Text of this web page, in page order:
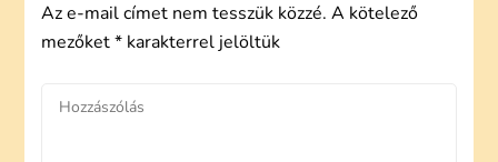
Az e-mail címet nem tesszük közzé. A kötelező
mezőket* karakterrel jelöltük